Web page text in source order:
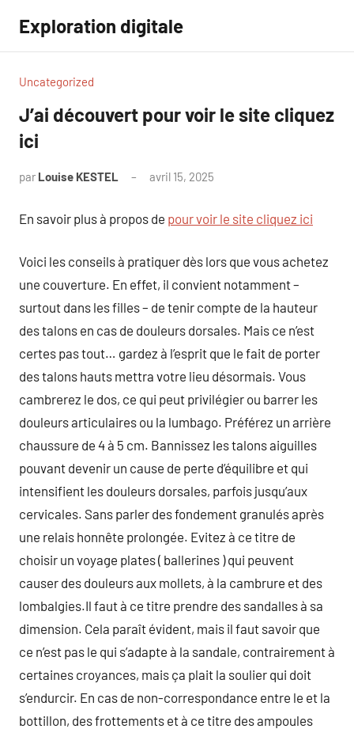
contenu
Exploration digitale
Uncategorized
J’ai découvert pour voir le site cliquez
ici
par Louise KESTEL avril 15, 2025
En savoir plus à propos de pour voir le site cliquez ici
Voici les conseils à pratiquer dès lors que vous achetez
une couverture. En effet, il convient notamment –
surtout dans les filles – de tenir compte de la hauteur
des talons en cas de douleurs dorsales. Mais ce n’est
certes pas tout… gardez à l’esprit que le fait de porter
des talons hauts mettra votre lieu désormais. Vous
cambrerez le dos, ce qui peut privilégier ou barrer les
douleurs articulaires ou la lumbago. Préférez un arrière
chaussure de 4 à 5 cm. Bannissez les talons aiguilles
pouvant devenir un cause de perte d’équilibre et qui
intensifient les douleurs dorsales, parfois jusqu’aux
cervicales. Sans parler des fondement granulés après
une relais honnête prolongée. Evitez à ce titre de
choisir un voyage plates ( ballerines ) qui peuvent
causer des douleurs aux mollets, à la cambrure et des
lombalgies.Il faut à ce titre prendre des sandalles à sa
dimension. Cela paraît évident, mais il faut savoir que
ce n’est pas le qui s’adapte à la sandale, contrairement à
certaines croyances, mais ça plait la soulier qui doit
s’endurcir. En cas de non-correspondance entre le et la
bottillon, des frottements et à ce titre des ampoules